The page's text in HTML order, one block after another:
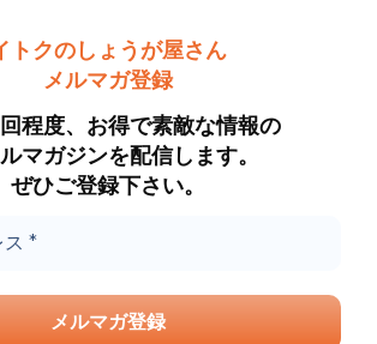
トクのしょうが屋さん
メルマガ登録
程度、お得で素敵な情報の
マガジンを配信します。
ぜひご登録下さい。